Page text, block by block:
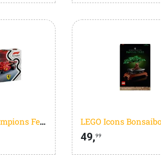
LEGO Speed Champions Ferrari SF-24 F1 Racewagen Set - 77242
49,99